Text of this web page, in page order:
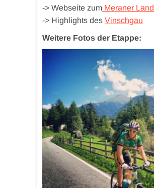
-> Webseite zum Meraner Land
-> Highlights des Vinschgau
Weitere Fotos der Etappe: